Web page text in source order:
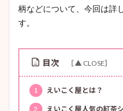
柄などについて、今回は詳
す。
目次
1 えいこく屋とは？
2
えいこく屋人気の紅茶